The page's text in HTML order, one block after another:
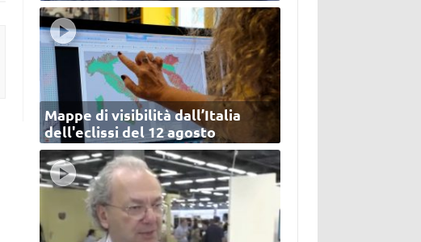
Mappe di visibilità dall’Italia
dell'eclissi del 12 agosto